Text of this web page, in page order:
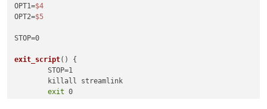
OPT1=$4
OPT2=$5
STOP=0
exit_script() {
	STOP=1
exit 0